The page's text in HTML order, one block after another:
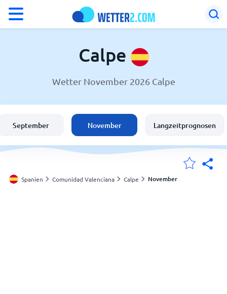
Wetter in Calpe
Schweiz
Deutschland
Calpe
Wetter November 2026 Calpe
September November Langzeitprognosen
Spanien Comunidad Valenciana Calpe November